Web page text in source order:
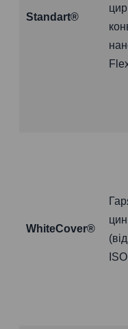
Standart®
WhiteCover®